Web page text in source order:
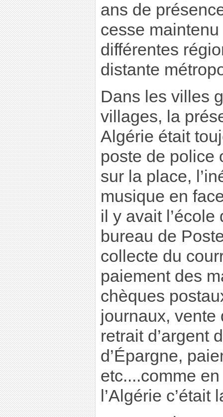
ans de
cesse
différentes
distante
Dans les villes
villages, la
Algérie était
poste de police
sur la place,
musique en
il y avait
bureau de
collecte du
paiement des
chèques
journaux, vente
retrait d’argent
d’Épargne,
etc....comme
l’Algérie c’était